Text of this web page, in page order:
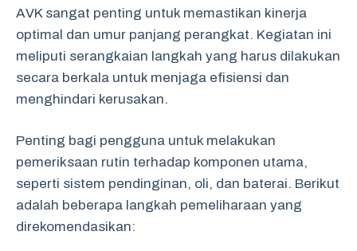
AVK sangat penting untuk memastikan kinerja
optimal dan umur panjang perangkat. Kegiatan ini
meliputi serangkaian langkah yang harus dilakukan
secara berkala untuk menjaga efisiensi dan
menghindari kerusakan.
Penting bagi pengguna untuk melakukan
pemeriksaan rutin terhadap komponen utama,
seperti sistem pendinginan, oli, dan baterai. Berikut
adalah beberapa langkah pemeliharaan yang
direkomendasikan: